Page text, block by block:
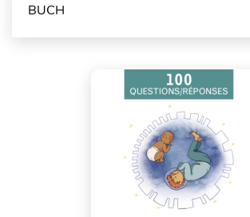
BUCH